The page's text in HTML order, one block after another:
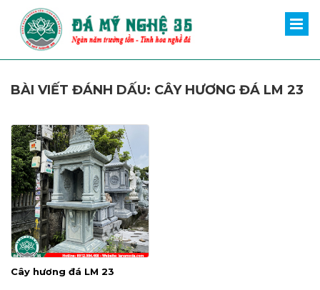
BÀI VIẾT ĐÁNH DẤU: CÂY HƯƠNG ĐÁ LM 23
Cây hương đá LM 23